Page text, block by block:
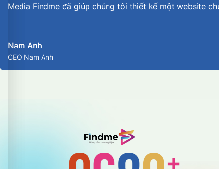
Media Findme đã giúp chúng tôi thiết kế một website
Nam Anh
CEO Nam Anh